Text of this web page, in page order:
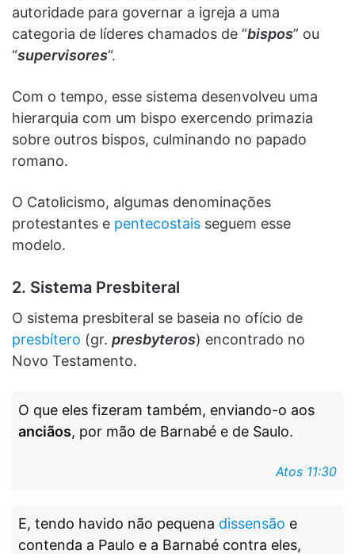
autoridade para governar a igreja a uma
categoria de líderes chamados de “bispos” ou
“supervisores“.
Com o tempo, esse sistema desenvolveu uma
hierarquia com um bispo exercendo primazia
sobre outros bispos, culminando no papado
romano.
O Catolicismo, algumas denominações
protestantes e pentecostais seguem esse
modelo.
2. Sistema Presbiteral
O sistema presbiteral se baseia no ofício de
presbítero (gr. presbyteros) encontrado no
Novo Testamento.
O que eles fizeram também, enviando-o aos
anciãos, por mão de Barnabé e de Saulo.
Atos 11:30
E, tendo havido não pequena dissensão e
contenda a Paulo e a Barnabé contra eles,